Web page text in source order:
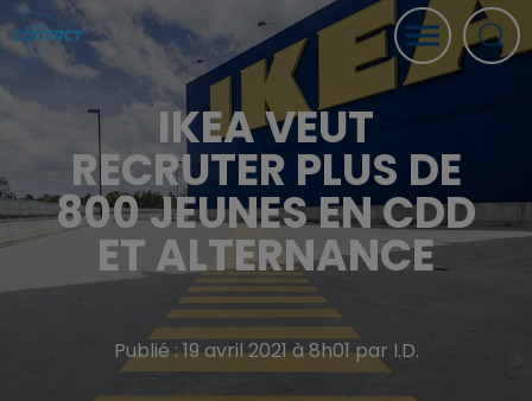
IKEA VEUT
RECRUTER PLUS DE
800 JEUNES EN CDD
ET ALTERNANCE
Publié : 19 avril 2021 à 8h01 par I.D.